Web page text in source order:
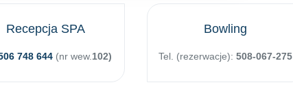
Recepcja SPA
748 644(nr wew. 102)
Bowling
Tel. (rezerwacje):508-067-275